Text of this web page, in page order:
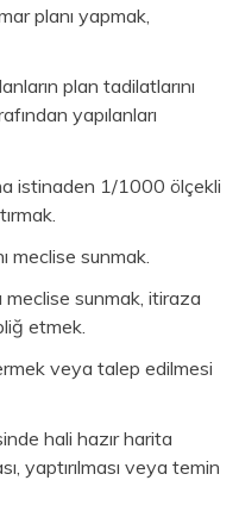
planı yapmak,
plan tadilatlarını
yapılanları
istinaden 1/1000 ölçekli
meclise sunmak.
meclise sunmak, itiraza
etmek.
veya talep edilmesi
hali hazır harita
yaptırılması veya temin